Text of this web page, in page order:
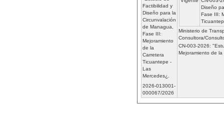
Factibilidad y
Diseño para la
Circunvalación
de Managua,
Fase III:
Mejoramiento
de la
Carretera
Ticuantepe -
Las
Mercedes¿.
2026-013001-
000067/2026
Diseño
Fase III:
Ministerio de
Consultora/
CN-003-2026:
Mejoramiento de